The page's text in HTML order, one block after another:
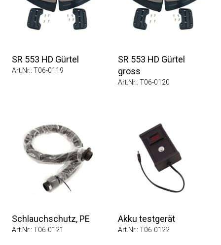
SR 553 HD Gürtel
Art.Nr.: T06-0119
SR 553 HD Gürtel
gross
Art.Nr.: T06-0120
Schlauchschutz, PE
Art.Nr.: T06-0121
Akku testgerät
Art.Nr.: T06-0122